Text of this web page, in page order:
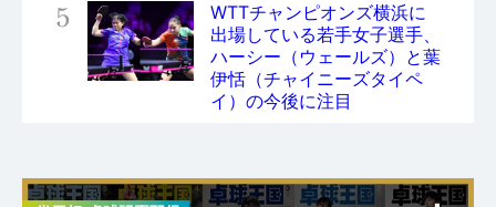
5
WTTチャンピオンズ横浜に
出場している若手女子選手、
ハーシー（ウェールズ）と葉
伊恬（チャイニーズタイペ
イ）の今後に注目